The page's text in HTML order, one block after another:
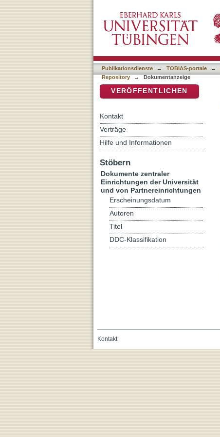
Publikationsdienste → TOBIAS-portale →
Repository
→ Dokumentanzeige
VERÖFFENTLICHEN
Kontakt
Verträge
Hilfe und Informationen
Stöbern
Dokumente zentraler
Einrichtungen der Universität
und von Partnereinrichtungen
Erscheinungsdatum
Autoren
Titel
DDC-Klassifikation
Kontakt